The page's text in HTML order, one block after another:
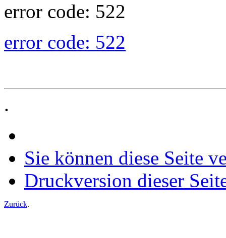
error code: 522
error code: 522
.
Sie können diese Seite
Druckversion dieser
Zurück.